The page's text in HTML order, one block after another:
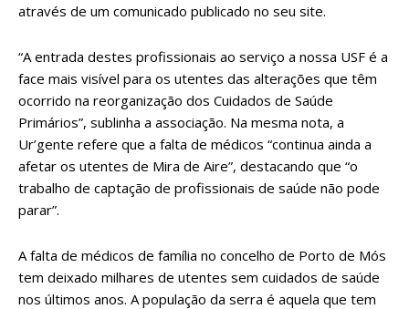
através de um comunicado publicado no seu site.
“A entrada destes profissionais ao serviço a nossa USF é a
face mais visível para os utentes das alterações que têm
ocorrido na reorganização dos Cuidados de Saúde
Primários”, sublinha a associação. Na mesma nota, a
Ur’gente refere que a falta de médicos “continua ainda a
afetar os utentes de Mira de Aire”, destacando que “o
trabalho de captação de profissionais de saúde não pode
parar”.
A falta de médicos de família no concelho de Porto de Mós
tem deixado milhares de utentes sem cuidados de saúde
nos últimos anos. A população da serra é aquela que tem